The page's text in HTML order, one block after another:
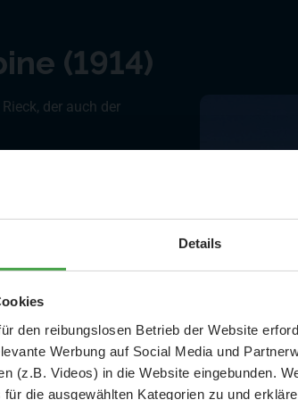
Details
den reibungslosen Betrieb der Website
Werbung auf Social Media und
(z.B. Videos) in die Website eingebunden.
die ausgewählten Kategorien zu und
(1914)
der auch der
je Stunde
Anfrage gegen
Aktuelle
25 % Ersparnis bei Große
und September - ohne
- Abendliche Hafenrundfahrt/
- anschließender Wunderland-Besuch